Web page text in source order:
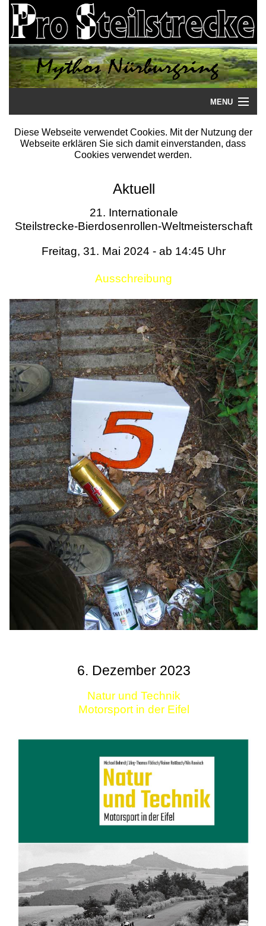
MENU
Startseite
Literatur
Termine
Diese Webseite verwendet Cookies. Mit der Nutzung der
Webseite erklären Sie sich damit einverstanden, dass
Cookies verwendet werden.
Aktuell
21. Internationale
Steilstrecke-Bierdosenrollen-Weltmeisterschaft
Freitag, 31. Mai 2024 - ab 14:45 Uhr
Ausschreibung
6. Dezember 2023
Natur und Technik
Motorsport in der Eifel